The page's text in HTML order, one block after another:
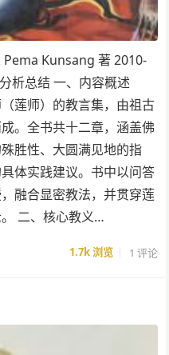
Kunsang 著 2010-
析总结 一、内容概述
莲师）的教言集，由祖古
。全书共十二章，涵盖佛
胜性、大圆满见地的指
体实践建议。书中以问答
融合显密教法，并贯穿莲
二、核心教义…
1.7k浏览 1 评论